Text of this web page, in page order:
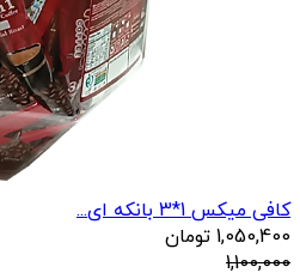
کافی میکس 1*3 بانکه ای...
1,050,400 تومان
1,100,000